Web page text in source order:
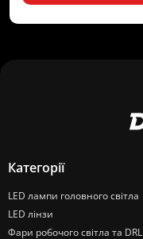
Категорії
LED лампи головного світла
LED лінзи
Фари робочого світла та DRL